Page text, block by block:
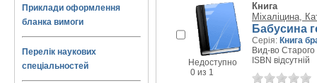
Приклади оформлення
бланка вимоги
Перелік наукових
спеціальностей
Недоступно
0 из 1
Книга
Міхаліцина,
Бабусина
Серія: Книга
Вид-во Старого
ISBN відсутній